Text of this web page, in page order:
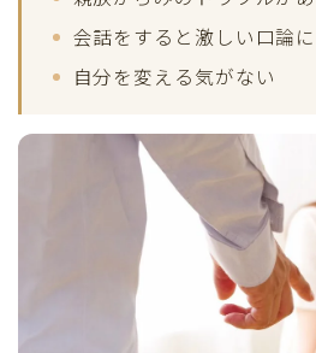
会話をすると激しい口論
自分を変える気がない